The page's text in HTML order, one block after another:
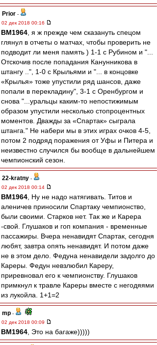
Prior -
02 дек 2018 00:16
BM1964 , я ж прежде чем сказануть спецом
глянул в отчеты о матчах, чтобы проверить не
подводит ли меня память ) 1-1 с Рубином и "...
Отскочив после попадания Канунникова в
штангу ..", 1-0 с Крыльями и "... в концовке
«Крылья» тоже упустили ряд шансов, даже
попали в перекладину", 3-1 с Оренбургом и
снова "...уральцы каким-то непостижимым
образом упустили несколько стопроцентных
моментов. Дважды за «Спартак» сыграла
штанга." Не набери мы в этих играх очков 4-5,
потом 2 подряд поражения от Уфы и Питера и
неизвестно случился бы вообще в дальнейшем
чемпионский сезон.
22-kratny -
02 дек 2018 00:14
BM1964 , Ну не надо натягивать. Титов и
аленичев приносили Спартаку чемпионство,
были своими. Старков нет. Так же и Карера
-свой. Глушаков и гоп компания - временные
пассажиры. Вчера ненавидят Спартак, сегодня
любят, завтра опять ненавидят. И потом даже
не в этом дело. Федуна ненавидели задолго до
Кареры. Федун невзлюбил Кареру,
приревновал его к чемпионству. Глушаков
примкнул к травле Кареры вместе с негодяями
из лукойла. 1+1=2
mp -
02 дек 2018 00:09
BM1964 , Это на багаже)))))